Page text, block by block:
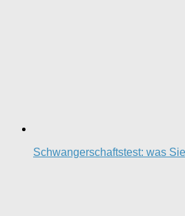
Schwangerschaftstest: was